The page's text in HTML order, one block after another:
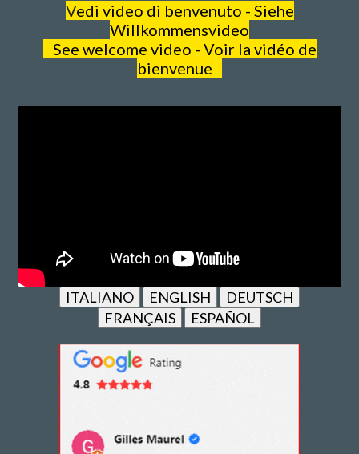
Vedi video di benvenuto - Siehe
Willkommensvideo
See welcome video - Voir la vidéo de
bienvenue
ITALIANO ENGLISH
DEUTSCH
FRANÇAIS
ESPAÑOL